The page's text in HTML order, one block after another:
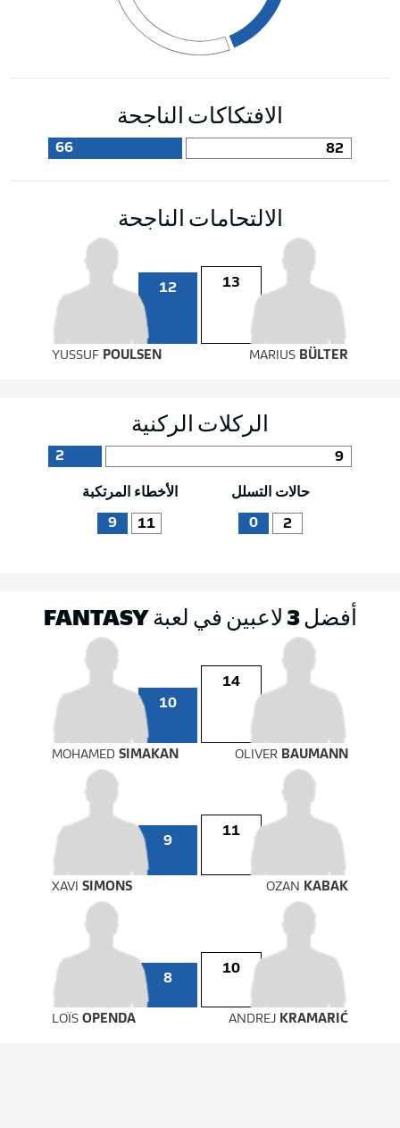
الافتكاكات الناجحة
82
66
الالتحامات الناجحة
13
12
YUSSUF POULSEN MARIUS BÜLTER
الركلات الركنية
9
2
حالات التسلل
2
0
الأخطاء المرتكبة
11
9
أفضل 3 لاعبين في لعبة FANTASY
14
10
MOHAMED SIMAKAN OLIVER BAUMANN
11
9
XAVI SIMONS OZAN KABAK
10
8
LOÏS OPENDA ANDREJ KRAMARIĆ